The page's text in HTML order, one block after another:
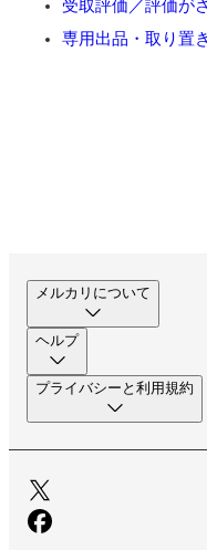
受取評価／評価が
専用出品・取り置
メルカリについて
ヘルプ
プライバシーと利用規約